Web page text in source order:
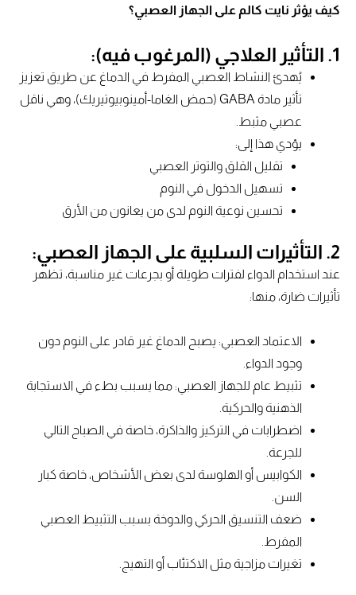
كيف يؤثر نايت كالم على الجهاز العصبي؟
يُهدئ النشاط العصبي المفرط في الدماغ عن طريق تعزيز
تأثير مادة GABA (حمض الغاما-أمينوبيوتيريك)، وهي ناقل
عصبي مثبط.
يؤدي هذا إلى:
تقليل القلق والتوتر العصبي
تسهيل الدخول في النوم
تحسين نوعية النوم لدى من يعانون من الأرق
2. التأثيرات السلبية على الجهاز العصبي:
عند استخدام الدواء لفترات طويلة أو بجرعات غير مناسبة، تظهر
تأثيرات ضارة، منها:
الاعتماد العصبي: يصبح الدماغ غير قادر على النوم دون
وجود الدواء.
تثبيط عام للجهاز العصبي: مما يسبب بطء في الاستجابة
الذهنية والحركية.
اضطرابات في التركيز والذاكرة، خاصة في الصباح التالي
للجرعة.
الكوابيس أو الهلوسة لدى بعض الأشخاص، خاصة كبار
السن.
ضعف التنسيق الحركي والدوخة بسبب التثبيط العصبي
المفرط.
تغيرات مزاجية مثل الاكتئاب أو التهيج.